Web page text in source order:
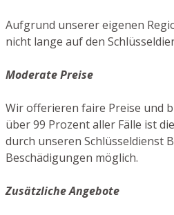
Aufgrund unserer eigenen
nicht lange auf den
Moderate Preise
Wir offerieren faire Preise und
über 99 Prozent aller Fälle ist
durch unseren Schlüsseldienst
Beschädigungen möglich.
Zusätzliche Angebote